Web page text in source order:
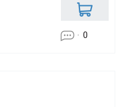
0